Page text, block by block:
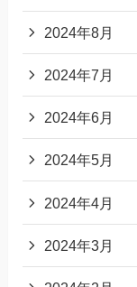
2024年8月
2024年7月
2024年6月
2024年5月
2024年4月
2024年3月